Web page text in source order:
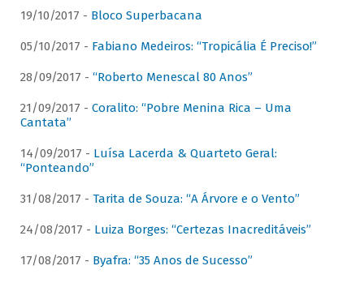
19/10/2017 - Bloco Superbacana
05/10/2017 - Fabiano Medeiros: “Tropicália É Preciso!”
28/09/2017 - “Roberto Menescal 80 Anos”
21/09/2017 - Coralito: “Pobre Menina Rica – Uma
Cantata”
14/09/2017 - Luísa Lacerda & Quarteto Geral:
“Ponteando”
31/08/2017 - Tarita de Souza: “A Árvore e o Vento”
24/08/2017 - Luiza Borges: “Certezas Inacreditáveis”
17/08/2017 - Byafra: “35 Anos de Sucesso”